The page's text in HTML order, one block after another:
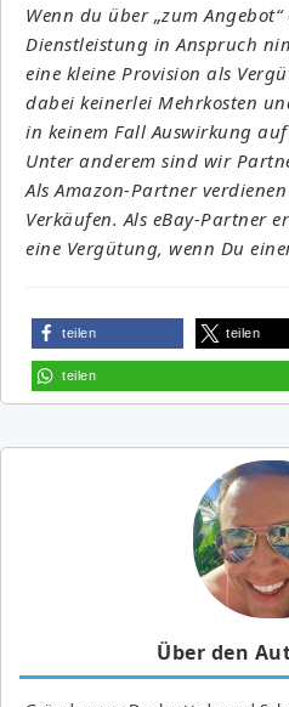
Wenn du über „zum
Dienstleistung in Anspruch
eine kleine Provision als
dabei keinerlei Mehrkosten
in keinem Fall Auswirkung
Unter anderem sind wir
Als Amazon-Partner
Verkäufen. Als eBay-Partner
eine Vergütung, wenn Du
teilen teilen
teilen
Über den